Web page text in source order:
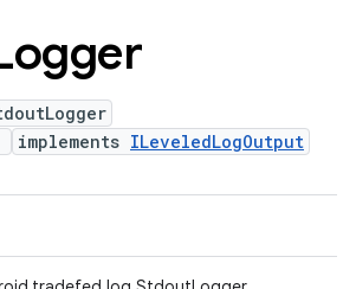
implements ILeveledLogOutput